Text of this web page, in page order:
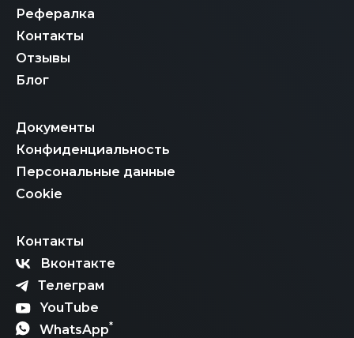
Рефералка
Контакты
Отзывы
Блог
Документы
Конфиденциальность
Персональные данные
Cookie
Контакты
Вконтакте
Телеграм
YouTube
WhatsApp*